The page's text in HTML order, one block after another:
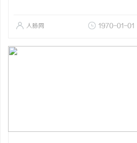
人脉网 1970-01-01